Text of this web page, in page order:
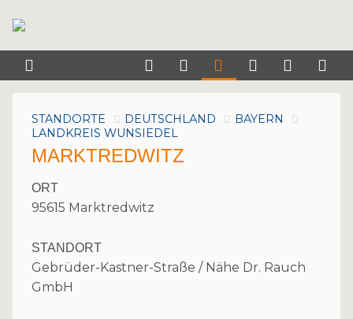
STANDORTE DEUTSCHLAND
BAYERN
LANDKREIS WUNSIEDEL
MARKTREDWITZ
ORT
95615 Marktredwitz
STANDORT
Gebrüder-Kastner-Straße / Nähe Dr. Rauch
GmbH